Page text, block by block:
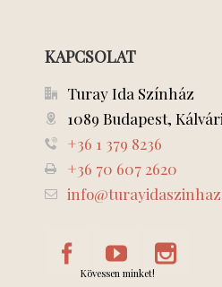
KAPCSOLAT
Turay Ida Színház
1089 Budapest,
+36 1 379 8236
+36 70 607 2620
Kövessen minket!